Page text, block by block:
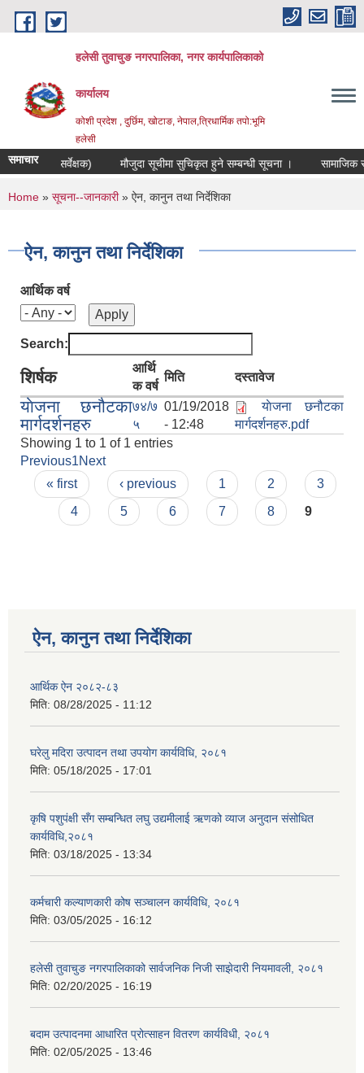
Skip to main content
हलेसी तुवाचुङ नगरपालिका, नगर कार्यपालिकाको
कार्यालय
कोशी प्रदेश , दुर्छिम, खोटाङ, नेपाल,त्रिधार्मिक तपो:भूमि
हलेसी
समाचार
अधिकृत/सर्वेक्षक) मौजुदा सूचीमा सुचिकृत हुने सम्बन्धी सूचना । सामाजिक
You are here
Home » सूचना--जानकारी» ऐन, कानुन तथा निर्देशिका
ऐन, कानुन तथा निर्देशिका
आर्थिक वर्ष
Search:
शिर्षक
आर्थि
क वर्ष
मिति दस्तावेज
याेजना छनौटका
मार्गदर्शनहरु
७४/७
५
01/19/2018
- 12:48
याेजना छनौटका
मार्गदर्शनहरु.pdf
Showing 1 to 1 of 1 entries
Previous1Next
Pages
« first ‹ previous 1 2
3
4
5 6 7 8 9
ऐन, कानुन तथा निर्देशिका
आर्थिक ऐन २०८२-८३
मिति: 08/28/2025 - 11:12
घरेलु मदिरा उत्पादन तथा उपयोग कार्यविधि, २०८१
मिति: 05/18/2025 - 17:01
कृषि पशुपंक्षी सँग सम्बन्धित लघु उद्यमीलाई ऋणको व्याज अनुदान संसोधित
कार्यविधि,२०८१
मिति: 03/18/2025 - 13:34
कर्मचारी कल्याणकारी कोष सञ्चालन कार्यविधि, २०८१
मिति: 03/05/2025 - 16:12
हलेसी तुवाचुङ नगरपालिकाको सार्वजनिक निजी साझेदारी नियमावली, २०८१
मिति: 02/20/2025 - 16:19
बदाम उत्पादनमा आधारित प्रोत्साहन वितरण कार्यविधी, २०८१
मिति: 02/05/2025 - 13:46